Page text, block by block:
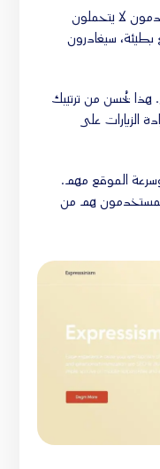
لا يتحملون
بطيئة، سيغادرون
يُحسن من ترتيبك
الزيارات على
الموقع مهم.
هم من